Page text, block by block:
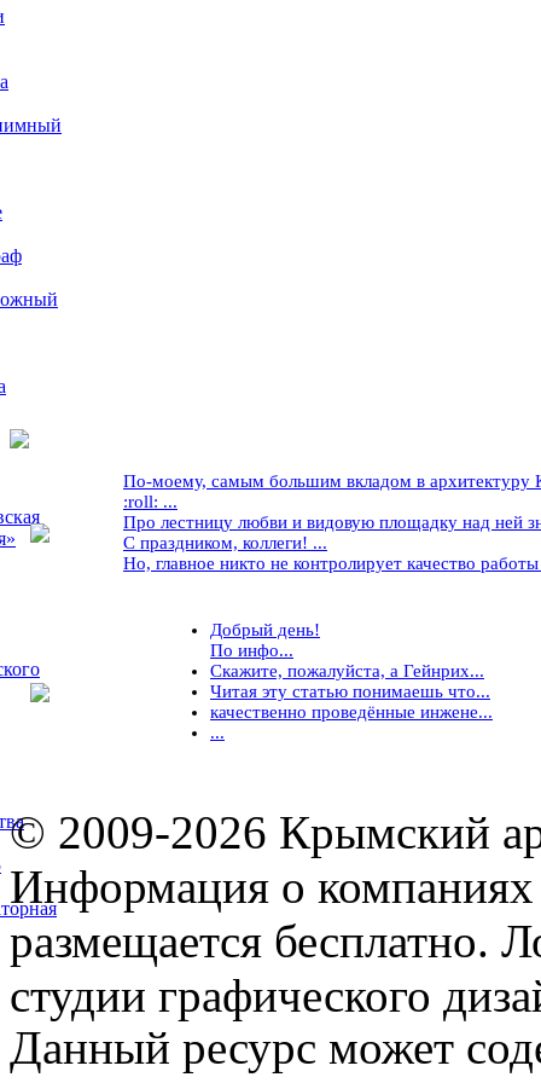
По-моему, самым большим вкладом в архитектуру
:roll: ...
Про лестницу любви и видовую площадку над ней
С праздником, коллеги! ...
Но, главное никто не контролирует качество
Добрый день!
По инфо...
Скажите, пожалуйста, а Гейнрих...
Читая эту статью понимаешь что...
качественно проведённые инжене...
...
© 2009-2026 Крымский
Информация о компаниях
размещается бесплатно.
студии графического
Данный ресурс может